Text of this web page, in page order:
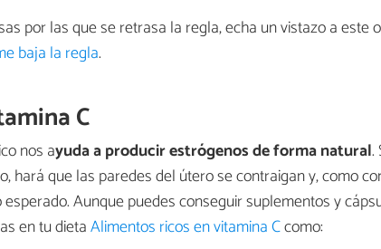
por las que se retrasa la regla, echa un vistazo a este
baja la regla.
C
nos ayuda a producir estrógenos de forma natural.
hará que las paredes del útero se contraigan y, como
Aunque puedes conseguir suplementos y
en tu dietaAlimentos ricos en vitamina Ccomo: